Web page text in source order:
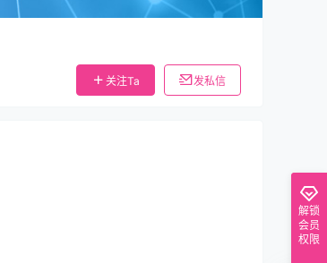
关注Ta 发私信
解锁
会员
权限